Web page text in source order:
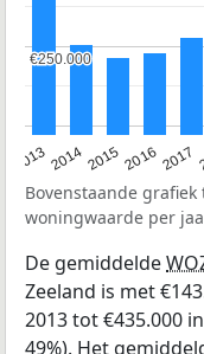
20132014201520162017
€250.000
€250.000
Bovenstaande
woningwaarde per
De gemiddelde
Zeeland is met
2013 tot €435.000
49%). Het